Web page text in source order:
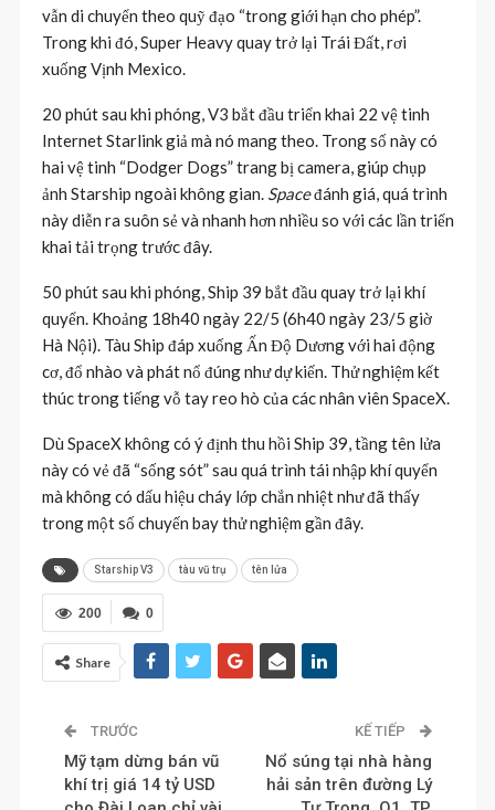
vẫn di chuyển theo quỹ đạo “trong giới hạn cho phép”.
Trong khi đó, Super Heavy quay trở lại Trái Đất, rơi
xuống Vịnh Mexico.
20 phút sau khi phóng, V3 bắt đầu triển khai 22 vệ tinh
Internet Starlink giả mà nó mang theo. Trong số này có
hai vệ tinh “Dodger Dogs” trang bị camera, giúp chụp
ảnh Starship ngoài không gian. Spaceđánh giá, quá trình
này diễn ra suôn sẻ và nhanh hơn nhiều so với các lần triển
khai tải trọng trước đây.
50 phút sau khi phóng, Ship 39 bắt đầu quay trở lại khí
quyển. Khoảng 18h40 ngày 22/5 (6h40 ngày 23/5 giờ
Hà Nội). Tàu Ship đáp xuống Ấn Độ Dương với hai động
cơ, đổ nhào và phát nổ đúng như dự kiến. Thử nghiệm kết
thúc trong tiếng vỗ tay reo hò của các nhân viên SpaceX.
Dù SpaceX không có ý định thu hồi Ship 39, tầng tên lửa
này có vẻ đã “sống sót” sau quá trình tái nhập khí quyển
mà không có dấu hiệu cháy lớp chắn nhiệt như đã thấy
trong một số chuyến bay thử nghiệm gần đây.
Starship V3 tàu vũ trụ tên lửa
0
200
Share
TRƯỚC
Mỹ tạm dừng bán vũ
khí trị giá 14 tỷ USD
KẾ TIẾP
Nổ súng tại nhà hàng
hải sản trên đường Lý